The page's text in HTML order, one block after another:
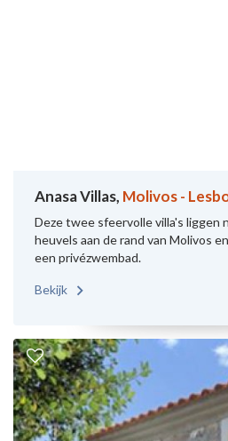
Anasa Villas, Molivos -
Deze twee sfeervolle villa's liggen
heuvels aan de rand van Molivos
een privézwembad.
Bekijk